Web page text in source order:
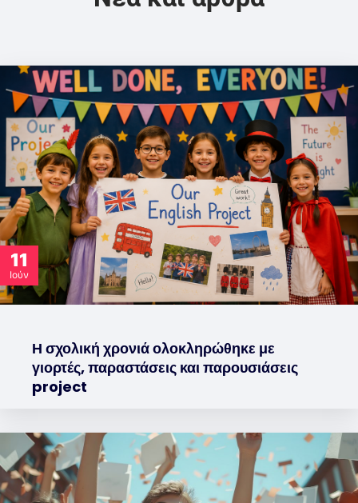
11
Ιούν
Η σχολική χρονιά ολοκληρώθηκε με
γιορτές, παραστάσεις και παρουσιάσεις
project